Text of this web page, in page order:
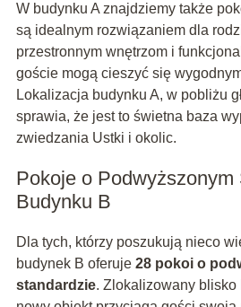
W budynku A znajdziemy także
są idealnym rozwiązaniem dla
przestronnym wnętrzom i
goście mogą cieszyć się
Lokalizacja budynku A, w pobliżu
sprawia, że jest to świetna baza
zwiedzania Ustki i okolic.
Pokoje o Podwyższonym
Budynku B
Dla tych, którzy poszukują nieco
budynek B oferuje 28 pokoi o
standardzie. Zlokalizowany blisko